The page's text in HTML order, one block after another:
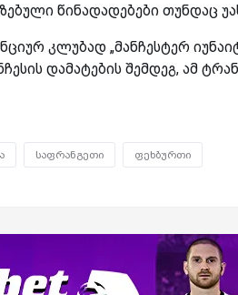
წინადადებები თუნდაც
კლუბად „მანჩესტერ
დამატების შემდეგ, ამ
საფრანგეთი ფეხბურთი